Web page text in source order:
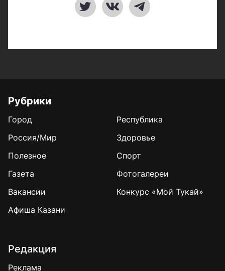
Рубрики
Город
Республика
Россия/Мир
Здоровье
Полезное
Спорт
Газета
Фотогалереи
Вакансии
Конкурс «Мой Тукай»
Афиша Казани
Редакция
Реклама